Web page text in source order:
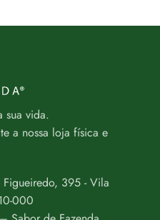
sua vida.
a nossa loja física e
395 - Vila
000